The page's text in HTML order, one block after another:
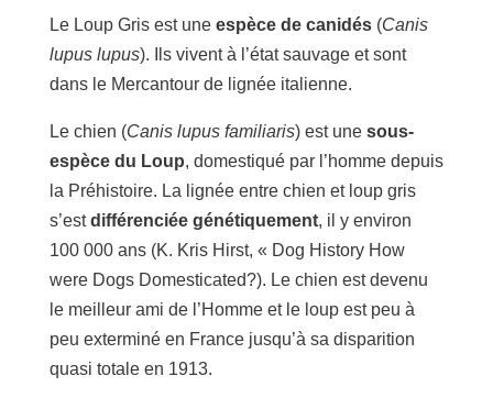
Le Loup Gris est une espèce de canidés(Canis
lupus lupus). Ils vivent à l’état sauvage et sont
dans le Mercantour de lignée italienne.
Le chien (Canis lupus familiaris) est une sous-
espèce du Loup, domestiqué par l’homme depuis
la Préhistoire. La lignée entre chien et loup gris
s’estdifférenciée génétiquement, il y environ
100 000 ans (K. Kris Hirst, « Dog History How
were Dogs Domesticated?). Le chien est devenu
le meilleur ami de l’Homme et le loup est peu à
peu exterminé en France jusqu’à sa disparition
quasi totale en 1913.